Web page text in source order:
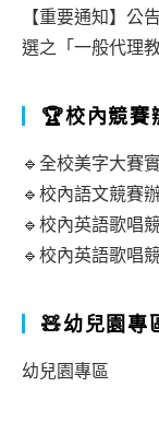
【重要通知】公
選之「一般代理
🏆校內競賽
🔹全校美字大賽
🔹校內語文競賽
🔹校內英語歌唱
🔹校內英語歌唱
🧸幼兒園專
幼兒園專區